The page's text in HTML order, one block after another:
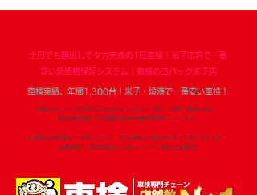
土日でも朝出して夕方完成の1日車検｜米子市内で一番
安い低価格保証システム｜車検のコバック米子店
車検実績、年間1,300台！米子・境港で一番安い車検！
車検ならコバック米子店におまかせください。米子・境港で車検が安い！
【業界最安値】の店舗数全国NO.1車検専門チェーンです。
※他店の見積書をご持参頂ければ、その金額より10%OFF安くさせて頂きます。
（台数限定・期間限定などのキャンペーン価格は対象外）